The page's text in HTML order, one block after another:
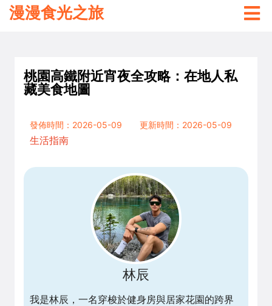
漫漫食光之旅
桃園高鐵附近宵夜全攻略：在地人私
藏美食地圖
發佈時間：2026-05-09
更新時間：2026-05-09
生活指南
林辰
我是林辰，一名穿梭於健身房與居家花園的跨界